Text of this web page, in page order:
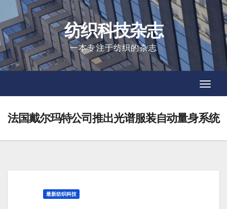
to
content
纺织科技杂志
一本专注于纺织的杂志
法国戴尔玛特公司推出光谱服装自动量身系统
最新纺织科技